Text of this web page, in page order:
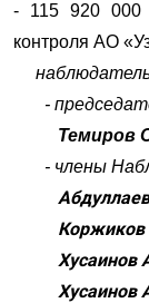
- 115 920 000
контроля АО
-
Темиров
- члены
Коржиков
Хусаинов
Хусаинов